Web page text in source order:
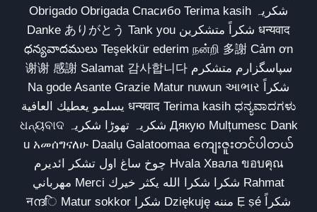
Obrigado Obrigada Спасибо Terima kasih شکریہ
Danke ありがとう Tank you شكراً متشكرين धन्यवाद
ధన్యవాదములు Teşekkür ederim நன்றி 多謝 Cảm ơn
谢谢 感謝 Salamat 감사합니다 سپاسگزارم متشکرم
Na gode Asante Grazie Matur nuwun આભાર شكراً
يسلمو يعطيك العافية धन्यवाद Terima kasih ಧನ್ಯವಾದಗಳು
ଧନ୍ୟବାଦ شکریہ تھوڑا شکریہ Дякую Mulțumesc Dank
u አመሰግናለሁ Daalụ Galatoomaa ကျေးဇူးတင်ပါတယ်
چوخ ساغ اول تشکر ائدیرم Hvala Хвала ขอบคุณ
مهرباني Merci شكرا شكرا الله يكثر خيرك Rahmat
नന്ദि Matur sokkor شكرا Dziękuję مننه Ẹ ṣé شكراً